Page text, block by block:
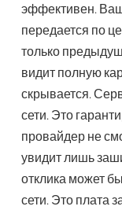
эффективен.
передается по
только
видит полную
скрывается.
сети. Это
провайдер не
увидит лишь
отклика может
сети. Это плата